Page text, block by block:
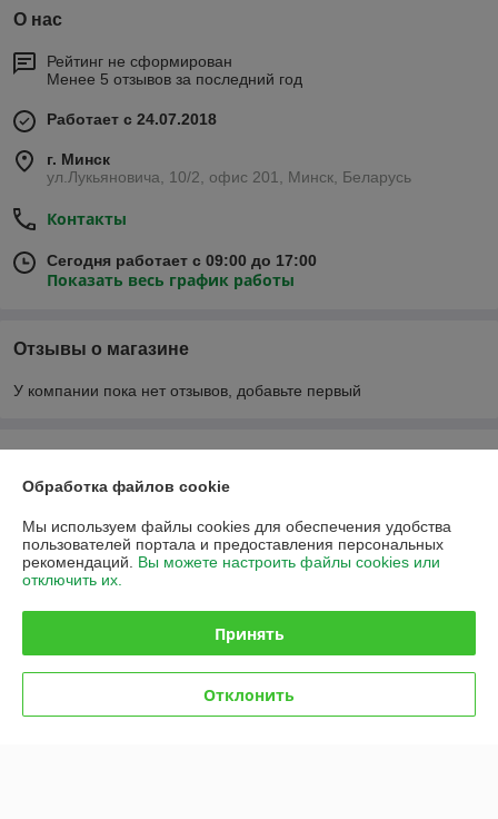
О нас
Рейтинг не сформирован
Менее 5 отзывов за последний год
Работает с 24.07.2018
г. Минск
ул.Лукьяновича, 10/2, офис 201, Минск, Беларусь
Контакты
Сегодня работает с 09:00 до 17:00
Показать весь график работы
Отзывы о магазине
У компании пока нет отзывов, добавьте первый
О нас
Доставка и оплата
График работы
Политика обработки cookies
Обработка файлов cookie
Мы используем файлы cookies для обеспечения удобства
пользователей портала и предоставления персональных
рекомендаций. Вы можете настроить файлы cookies или
отключить их.
Принять
Отклонить